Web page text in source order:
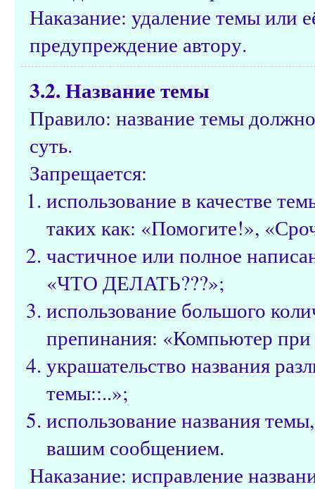
Наказание: удаление темы или
предупреждение автору.
3.2. Название темы
Правило: название темы
суть.
Запрещается:
использование в качестве
таких как: «Помогите!»,
частичное или полное
«ЧТО ДЕЛАТЬ???»;
использование большого
препинания: «Компьютер при
украшательство названия
темы::..»;
использование названия
вашим сообщением.
Наказание: исправление